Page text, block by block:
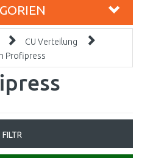
CU Verteilung
Profipress
FILTR